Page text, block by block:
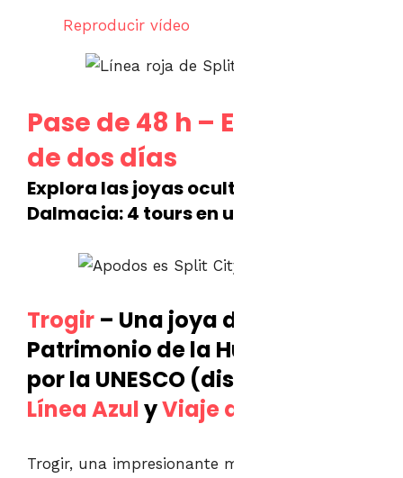
Reproducir vídeo
Pase de 48 h – Excursiones
de dos días
Explora las joyas ocultas de
Dalmacia: 4 tours en uno
Trogir – Una joya declarada
Patrimonio de la Humanidad
por la UNESCO (disponible en
Línea AzulyViaje a Trogir
Trogir, una impresionante mezcla de